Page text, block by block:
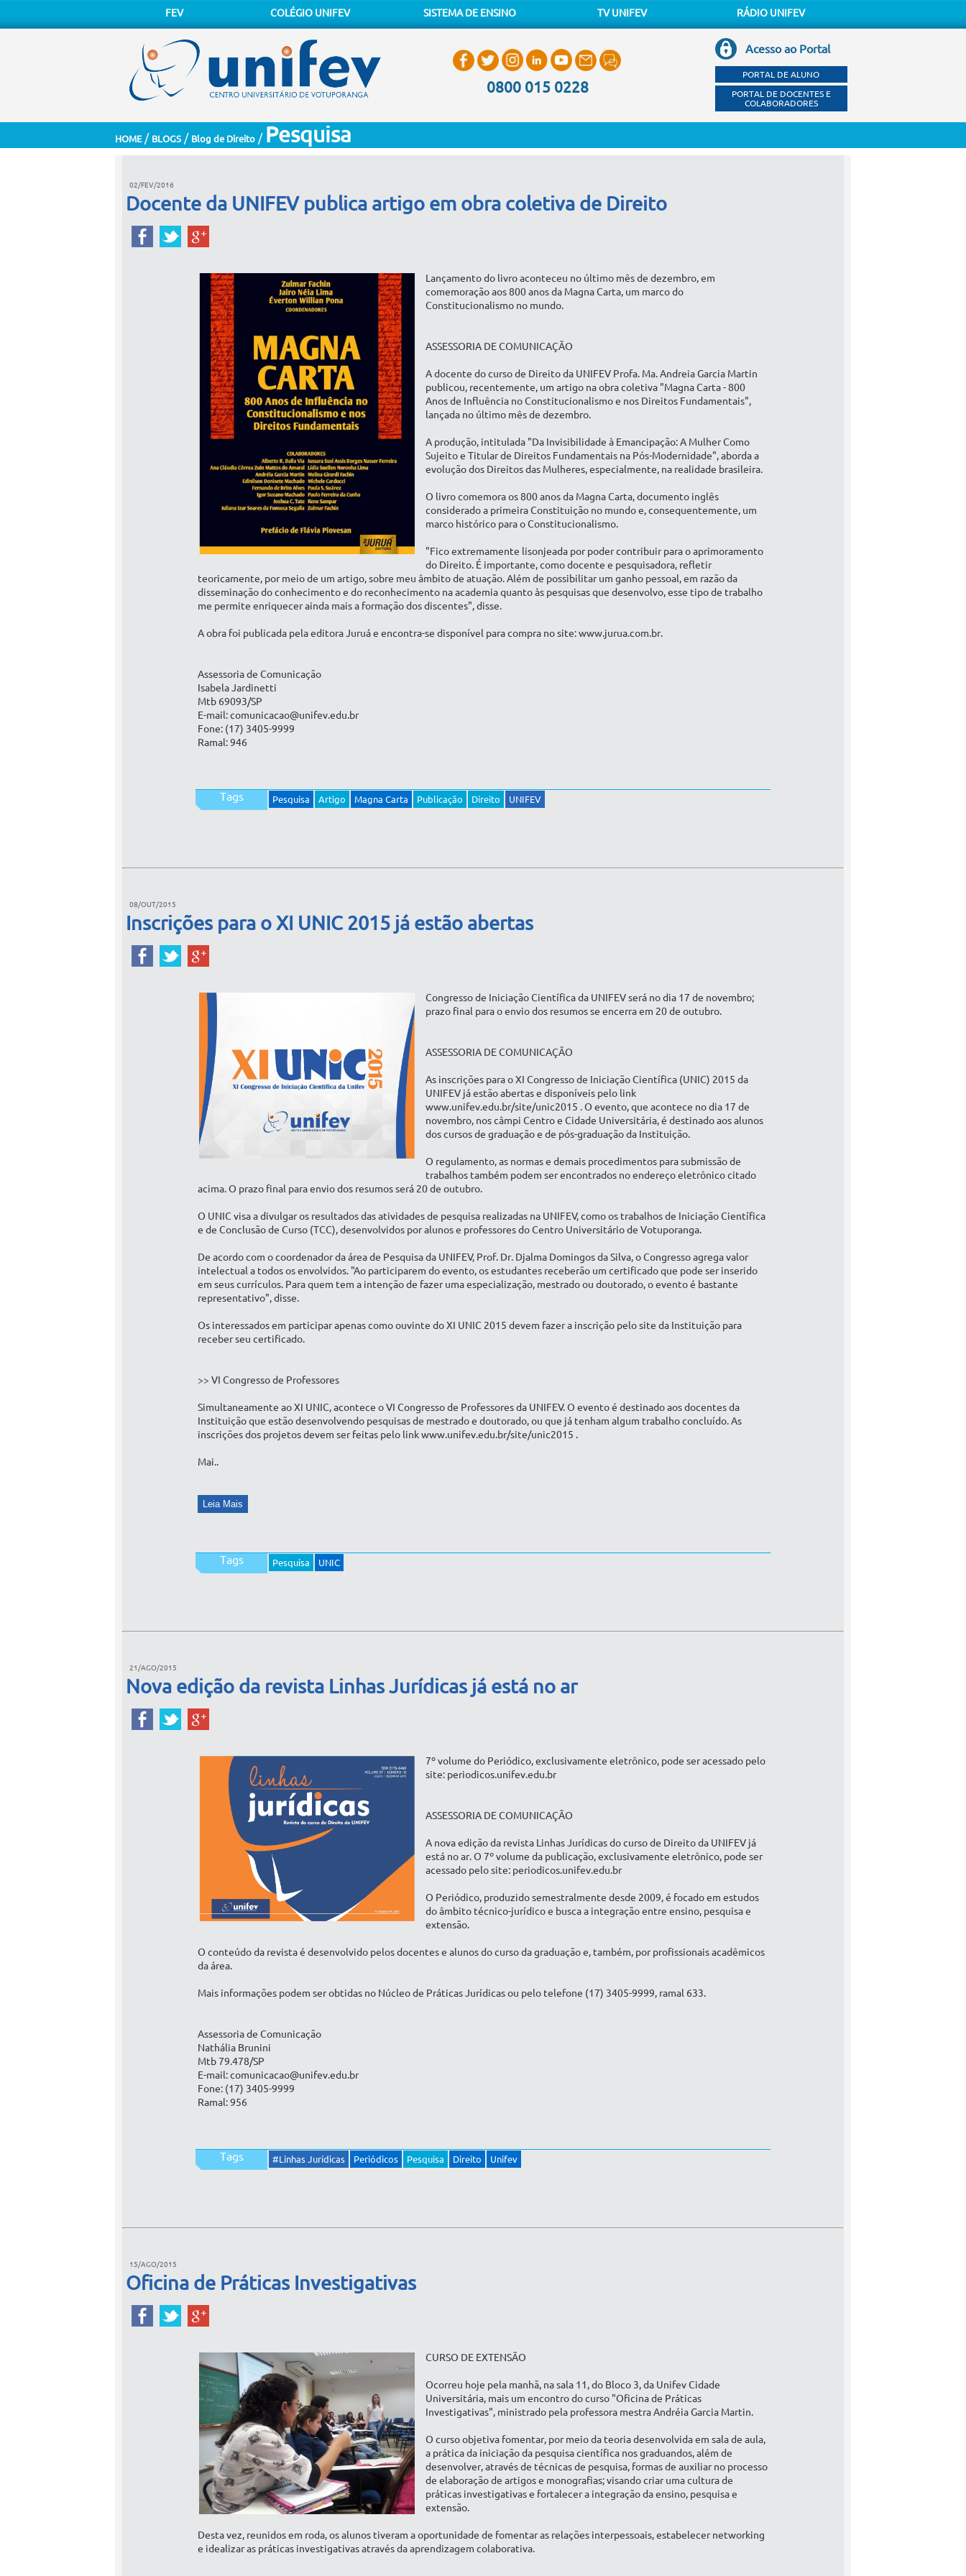
FEV COLÉGIO UNIFEV SISTEMA DE ENSINO TV UNIFEV RÁDIO UNIFEV
0800 015 0228
Acesso ao Portal
PORTAL DE ALUNO
PORTAL DE DOCENTES E
COLABORADORES
HOME/ BLOGS / Blog de Direito / Pesquisa
02/FEV/2016
Docente da UNIFEV publica artigo em obra coletiva de Direito
Lançamento do livro aconteceu no último mês de dezembro, em
comemoração aos 800 anos da Magna Carta, um marco do
Constitucionalismo no mundo.
ASSESSORIA DE COMUNICAÇÃO
A docente do curso de Direito da UNIFEV Profa. Ma. Andreia Garcia Martin
publicou, recentemente, um artigo na obra coletiva "Magna Carta - 800
Anos de Influência no Constitucionalismo e nos Direitos Fundamentais",
lançada no último mês de dezembro.
A produção, intitulada "Da Invisibilidade à Emancipação: A Mulher Como
Sujeito e Titular de Direitos Fundamentais na Pós-Modernidade", aborda a
evolução dos Direitos das Mulheres, especialmente, na realidade brasileira.
O livro comemora os 800 anos da Magna Carta, documento inglês
considerado a primeira Constituição no mundo e, consequentemente, um
marco histórico para o Constitucionalismo.
"Fico extremamente lisonjeada por poder contribuir para o aprimoramento
do Direito. É importante, como docente e pesquisadora, refletir
teoricamente, por meio de um artigo, sobre meu âmbito de atuação. Além de possibilitar um ganho pessoal, em razão da
disseminação do conhecimento e do reconhecimento na academia quanto às pesquisas que desenvolvo, esse tipo de trabalho
me permite enriquecer ainda mais a formação dos discentes", disse.
A obra foi publicada pela editora Juruá e encontra-se disponível para compra no site: www.jurua.com.br.
Assessoria de Comunicação
Isabela Jardinetti
Mtb 69093/SP
E-mail: comunicacao@unifev.edu.br
Fone: (17) 3405-9999
Ramal: 946
Tags Pesquisa Artigo Magna Carta Publicação Direito UNIFEV
08/OUT/2015
Inscrições para o XI UNIC 2015 já estão abertas
Congresso de Iniciação Científica da UNIFEV será no dia 17 de novembro;
prazo final para o envio dos resumos se encerra em 20 de outubro.
ASSESSORIA DE COMUNICAÇÃO
As inscrições para o XI Congresso de Iniciação Científica (UNIC) 2015 da
UNIFEV já estão abertas e disponíveis pelo link
www.unifev.edu.br/site/unic2015 . O evento, que acontece no dia 17 de
novembro, nos câmpi Centro e Cidade Universitária, é destinado aos alunos
dos cursos de graduação e de pós-graduação da Instituição.
O regulamento, as normas e demais procedimentos para submissão de
trabalhos também podem ser encontrados no endereço eletrônico citado
acima. O prazo final para envio dos resumos será 20 de outubro.
O UNIC visa a divulgar os resultados das atividades de pesquisa realizadas na UNIFEV, como os trabalhos de Iniciação Científica
e de Conclusão de Curso (TCC), desenvolvidos por alunos e professores do Centro Universitário de Votuporanga.
De acordo com o coordenador da área de Pesquisa da UNIFEV, Prof. Dr. Djalma Domingos da Silva, o Congresso agrega valor
intelectual a todos os envolvidos. "Ao participarem do evento, os estudantes receberão um certificado que pode ser inserido
em seus currículos. Para quem tem a intenção de fazer uma especialização, mestrado ou doutorado, o evento é bastante
representativo", disse.
Os interessados em participar apenas como ouvinte do XI UNIC 2015 devem fazer a inscrição pelo site da Instituição para
receber seu certificado.
>> VI Congresso de Professores
Simultaneamente ao XI UNIC, acontece o VI Congresso de Professores da UNIFEV. O evento é destinado aos docentes da
Instituição que estão desenvolvendo pesquisas de mestrado e doutorado, ou que já tenham algum trabalho concluído. As
inscrições dos projetos devem ser feitas pelo link www.unifev.edu.br/site/unic2015 .
Mai..
Tags Pesquisa UNIC
21/AGO/2015
Nova edição da revista Linhas Jurídicas já está no ar
7º volume do Periódico, exclusivamente eletrônico, pode ser acessado pelo
site: periodicos.unifev.edu.br
ASSESSORIA DE COMUNICAÇÃO
A nova edição da revista Linhas Jurídicas do curso de Direito da UNIFEV já
está no ar. O 7º volume da publicação, exclusivamente eletrônico, pode ser
acessado pelo site: periodicos.unifev.edu.br
O Periódico, produzido semestralmente desde 2009, é focado em estudos
do âmbito técnico-jurídico e busca a integração entre ensino, pesquisa e
extensão.
O conteúdo da revista é desenvolvido pelos docentes e alunos do curso da graduação e, também, por profissionais acadêmicos
da área.
Mais informações podem ser obtidas no Núcleo de Práticas Jurídicas ou pelo telefone (17) 3405-9999, ramal 633.
Assessoria de Comunicação
Nathália Brunini
Mtb 79.478/SP
E-mail: comunicacao@unifev.edu.br
Fone: (17) 3405-9999
Ramal: 956
Tags #Linhas Jurídicas Periódicos Pesquisa Direito Unifev
15/AGO/2015
Oficina de Práticas Investigativas
CURSO DE EXTENSÃO
Ocorreu hoje pela manhã, na sala 11, do Bloco 3, da Unifev Cidade
Universitária, mais um encontro do curso "Oficina de Práticas
Investigativas", ministrado pela professora mestra Andréia Garcia Martin.
O curso objetiva fomentar, por meio da teoria desenvolvida em sala de aula,
a prática da iniciação da pesquisa científica nos graduandos, além de
desenvolver, através de técnicas de pesquisa, formas de auxiliar no processo
de elaboração de artigos e monografias; visando criar uma cultura de
práticas investigativas e fortalecer a integração da ensino, pesquisa e
extensão.
Desta vez, reunidos em roda, os alunos tiveram a oportunidade de fomentar as relações interpessoais, estabelecer networking
e idealizar as práticas investigativas através da aprendizagem colaborativa.